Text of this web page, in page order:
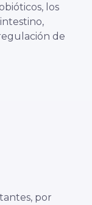
los
de
por